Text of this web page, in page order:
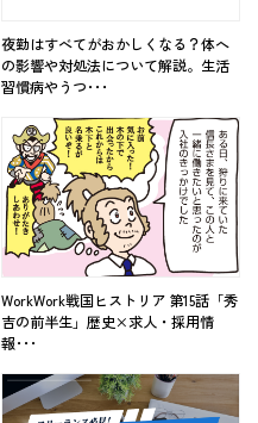
夜勤はすべてがおかしくなる？体へ
の影響や対処法について解説。生活
習慣病やうつ･･･
WorkWork戦国ヒストリア 第15話「秀
吉の前半生」歴史×求人・採用情
報･･･